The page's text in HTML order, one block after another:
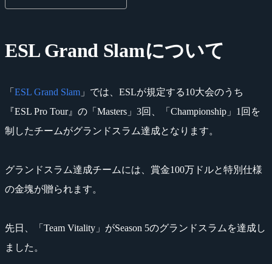
ESL Grand Slamについて
「 ESL Grand Slam 」では、ESLが規定する10大会のうち
『ESL Pro Tour』の「Masters」3回、「Championship」1回を
制したチームがグランドスラム達成となります。
グランドスラム達成チームには、賞金100万ドルと特別仕様
の金塊が贈られます。
先日、「Team Vitality」がSeason 5のグランドスラムを達成し
ました。